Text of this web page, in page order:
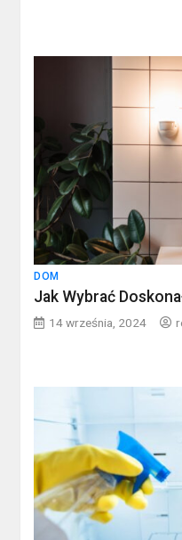
DOM
Jak Wybrać
14 września, 2024